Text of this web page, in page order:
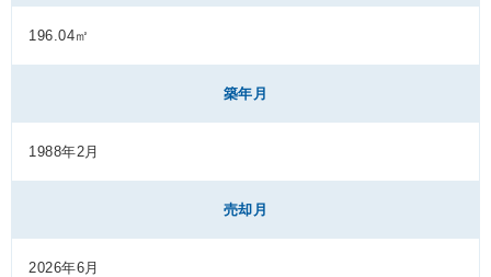
196.04㎡
築年月
1988年2月
売却月
2026年6月